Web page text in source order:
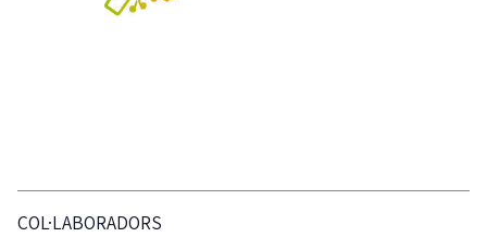
COL·LABORADORS